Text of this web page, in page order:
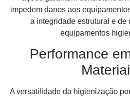
impedem danos aos
a integridade estrutural e de
equipamentos
Performance
A versatilidade da higienização